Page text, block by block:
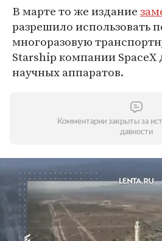
В марте то же издание
разрешило использовать
многоразовую
Starship компании SpaceX
научных аппаратов.
Комментарии закрыты за
давности